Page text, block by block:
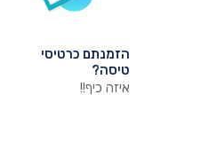
הזמנתם כרטיסי
טיסה?
איזה כיף!!